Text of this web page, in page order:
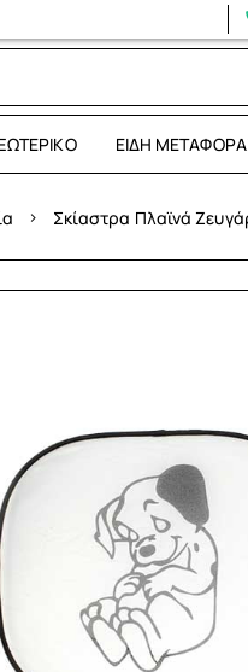
ΕΊΔΗ
› Σκίαστρα Πλαϊνά